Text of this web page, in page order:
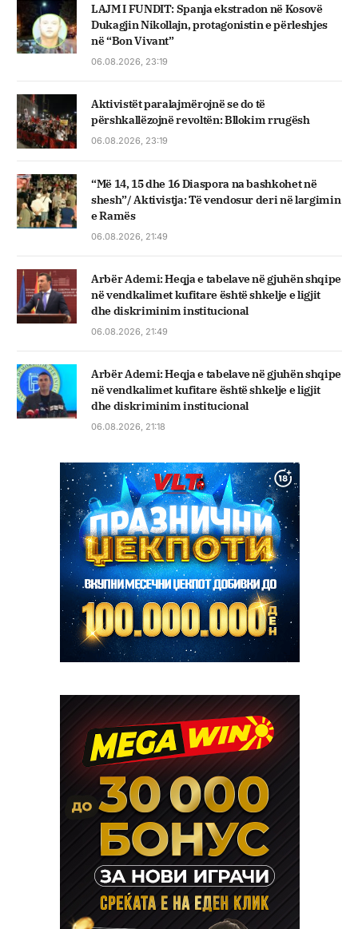
LAJM I FUNDIT: Spanja ekstradon në Kosovë
Dukagjin Nikollajn, protagonistin e përleshjes
në “Bon Vivant”
06.08.2026, 23:19
Aktivistët paralajmërojnë se do të
përshkallëzojnë revoltën: Bllokim rrugësh
06.08.2026, 23:19
“Më 14, 15 dhe 16 Diaspora na bashkohet në
shesh”/ Aktivistja: Të vendosur deri në largimin
e Ramës
06.08.2026, 21:49
Arbër Ademi: Heqja e tabelave në gjuhën shqipe
në vendkalimet kufitare është shkelje e ligjit
dhe diskriminim institucional
06.08.2026, 21:49
Arbër Ademi: Heqja e tabelave në gjuhën shqipe
në vendkalimet kufitare është shkelje e ligjit
dhe diskriminim institucional
06.08.2026, 21:18